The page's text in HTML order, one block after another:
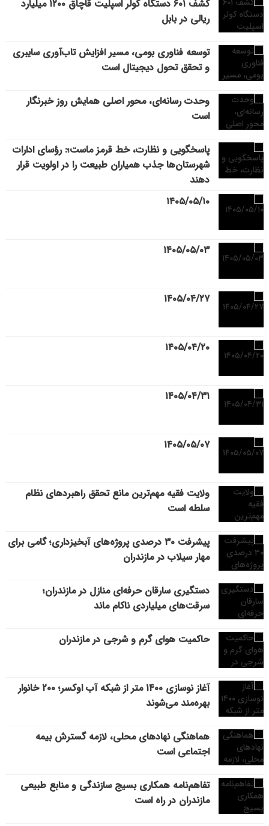
کشف ۶۰۱ دستگاه کولر اسپلیت قاچاق ۱۲۰۰ میلیارد
ریالی در بابل
توسعه فناوری بومی، مسیر افزایش تاب‌آوری سایبری
و تحقق تحول دیجیتال است
وحدت رسانه‌ای، محور اصلی همایش روز خبرنگار
است
پاسخگویی و نظارت، خط قرمز ماست؛: رؤسای ادارات
شهرستان‌ها جذب همیاران طبیعت را در اولویت قرار
دهند
۱۴۰۵/۰۵/۱۰
۱۴۰۵/۰۵/۰۳
۱۴۰۵/۰۴/۲۷
۱۴۰۵/۰۴/۲۰
۱۴۰۵/۰۴/۳۱
۱۴۰۵/۰۵/۰۷
ولایت فقیه مهم‌ترین مانع تحقق راهبردهای نظام
سلطه است
پیشرفت ۳۰ درصدی پروژه‌های آبخیزداری؛ گامی برای
مهار سیلاب در مازندران
دستگیری سارقان حرفه‌ای منازل در مازندران؛
سرقت‌های میلیاردی ناکام ماند
حاکمیت هوای گرم و شرجی در مازندران
آغاز نوسازی ۱۴۰۰ متر از شبکه آب اوکسر؛ ۲۰۰ خانوار
بهره‌مند می‌شوند
هماهنگی نهادهای محلی، لازمه گسترش بیمه
اجتماعی است
تفاهم‌نامه همکاری بسیج سازندگی و منابع طبیعی
مازندران در راه است